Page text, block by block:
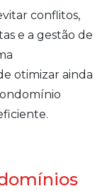
conflitos,
e a gestão de
otimizar ainda